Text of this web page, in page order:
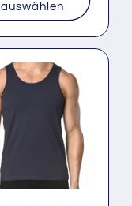
auswählen